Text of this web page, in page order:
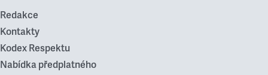
Redakce
Kontakty
Kodex Respektu
Nabídka předplatného